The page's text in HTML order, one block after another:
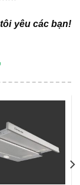
yêu các bạn!